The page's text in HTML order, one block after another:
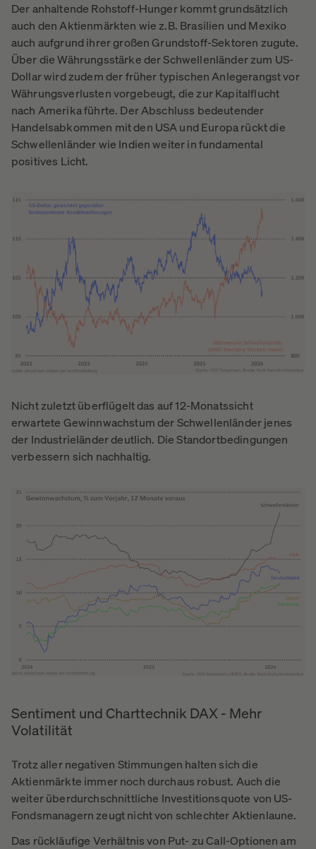
Der anhaltende Rohstoff-Hunger kommt grundsätzlich
auch den Aktienmärkten wie z.B. Brasilien und Mexiko
auch aufgrund ihrer großen Grundstoff-Sektoren zugute.
Über die Währungsstärke der Schwellenländer zum US-
Dollar wird zudem der früher typischen Anlegerangst vor
Währungsverlusten vorgebeugt, die zur Kapitalflucht
nach Amerika führte. Der Abschluss bedeutender
Handelsabkommen mit den USA und Europa rückt die
Schwellenländer wie Indien weiter in fundamental
positives Licht.
Nicht zuletzt überflügelt das auf 12-Monatssicht
erwartete Gewinnwachstum der Schwellenländer jenes
der Industrieländer deutlich. Die Standortbedingungen
verbessern sich nachhaltig.
Sentiment und Charttechnik DAX - Mehr
Volatilität
Trotz aller negativen Stimmungen halten sich die
Aktienmärkte immer noch durchaus robust. Auch die
weiter überdurchschnittliche Investitionsquote von US-
Fondsmanagern zeugt nicht von schlechter Aktienlaune.
Das rückläufige Verhältnis von Put- zu Call-Optionen am